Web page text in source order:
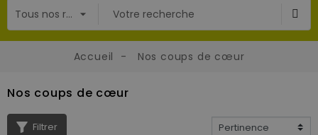
Accueil Nos coups de cœur
Nos coups de cœur
Filtrer